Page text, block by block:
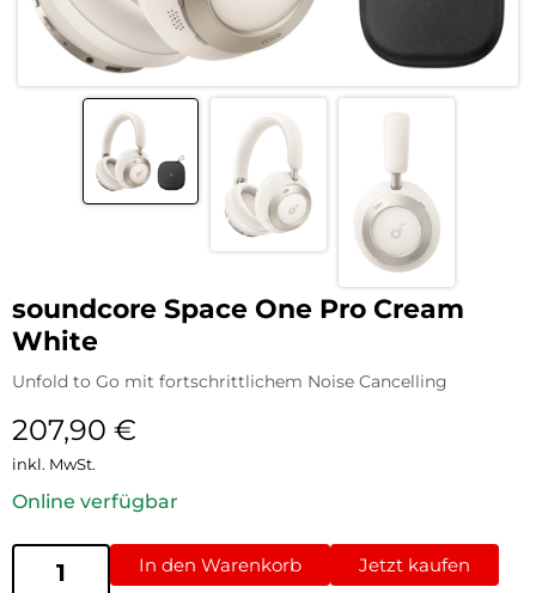
soundcore Space One Pro Cream
White
Unfold to Go mit fortschrittlichem Noise Cancelling
207,90 €
inkl. MwSt.
Online verfügbar
In den Warenkorb Jetzt kaufen